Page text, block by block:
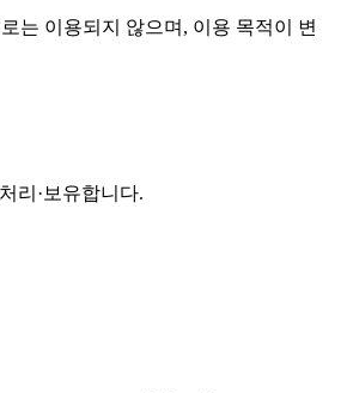
는 이용되지 않으며, 이용 목적이 변
리·보유합니다.